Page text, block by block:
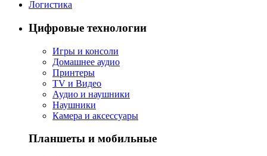
Логистика
Цифровые технологии
Игры и консоли
Домашнее аудио
Принтеры
TV и Видео
Аудио и наушники
Наушники
Камера и аксессуары
Планшеты и мобильные